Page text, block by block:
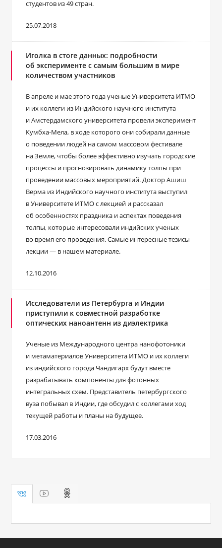
студентов из 49 стран.
25.07.2018
Иголка в стоге данных: подробности
об эксперименте с самым большим в мире
количеством участников
В апреле и мае этого года ученые Университета ИТМО
и их коллеги из Индийского научного института
и Амстердамского университета провели эксперимент
Кумбха-Мела, в ходе которого они собирали данные
о поведении людей на самом массовом фестивале
на Земле, чтобы более эффективно изучать городские
процессы и прогнозировать динамику толпы при
проведении массовых мероприятий. Доктор Ашиш
Верма из Индийского научного института выступил
в Университете ИТМО с лекцией и рассказал
об особенностях праздника и аспектах поведения
толпы, которые интересовали индийских ученых
во время его проведения. Самые интересные тезисы
лекции — в нашем материале.
12.10.2016
Исследователи из Петербурга и Индии
приступили к совместной разработке
оптических наноантенн из диэлектрика
Ученые из Международного центра нанофотоники
и метаматериалов Университета ИТМО и их коллеги
из индийского города Чандигарх будут вместе
разрабатывать компоненты для фотонных
интегральных схем. Представитель петербургского
вуза побывал в Индии, где обсудил с коллегами ход
текущей работы и планы на будущее.
17.03.2016